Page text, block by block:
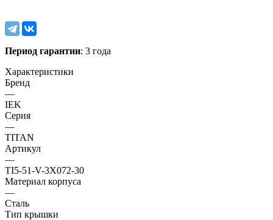
Период гарантии: 3 года
Характеристики
Бренд
—
IEK
Серия
—
TITAN
Артикул
—
TI5-51-V-3X072-30
Материал корпуса
—
Сталь
Тип крышки